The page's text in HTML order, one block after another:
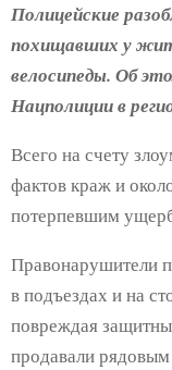
Полицейские
похищавших у
велосипеды. Об
Нацполиции в
Всего на счету
фактов краж и
потерпевшим
Правонарушители
в подъездах и на
повреждая
продавали